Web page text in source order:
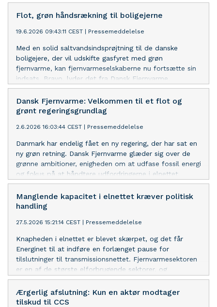
Flot, grøn håndsrækning til boligejerne
19.6.2026 09:43:11 CEST Pressemeddelelse
Med en solid saltvandsindsprøjtning til de danske
boligejere, der vil udskifte gasfyret med grøn
fjernvarme, kan fjernvarmeselskaberne nu fortsætte sin
indsats. Bravo, lyder det fra Dansk Fjernvarme.
Dansk Fjernvarme: Velkommen til et flot og
grønt regeringsgrundlag
2.6.2026 16:03:44 CEST Pressemeddelelse
Danmark har endelig fået en ny regering, der har sat en
ny grøn retning. Dansk Fjernvarme glæder sig over de
grønne ambitioner, enigheden om at udfase fossil energi
og fokus på at håndtere udfordringerne i elnettet
Manglende kapacitet i elnettet kræver politisk
handling
27.5.2026 15:21:14 CEST Pressemeddelelse
Knapheden i elnettet er blevet skærpet, og det får
Energinet til at indføre en forlænget pause for
tilslutninger til transmissionsnettet. Fjernvarmesektoren
er en af de største elforbrugende sektorer, og
ambitionerne om øget elektrificering afhænger af, at
der bliver sat en ny politisk retning for det danske elnet,
mener Dansk Fjernvarme.
Ærgerlig afslutning: Kun en aktør modtager
tilskud til CCS